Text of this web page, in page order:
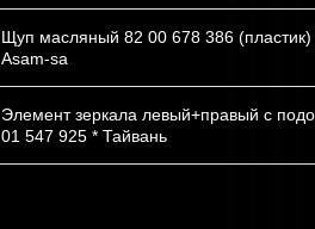
Щуп масляный 82 00 678 386
Asam-sa
Элемент зеркала левый+правый с
01 547 925 * Тайвань